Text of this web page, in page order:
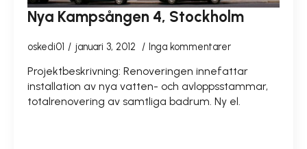
Nya Kampsången 4, Stockholm
oskedi01 januari 3, 2012 Inga kommentarer
Projektbeskrivning: Renoveringen innefattar
installation av nya vatten- och avloppsstammar,
totalrenovering av samtliga badrum. Ny el.